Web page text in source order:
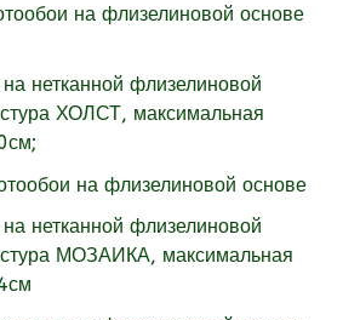
нетканной флизелиновой
ХОЛСТ, максимальная
нетканной флизелиновой
МОЗАИКА, максимальная